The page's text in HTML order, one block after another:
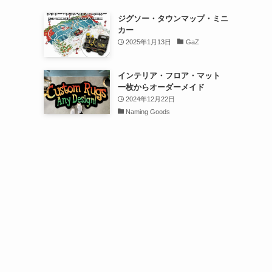
ジグソー・タウンマップ・ミニ
カー
2025年1月13日 GaZ
インテリア・フロア・マット
一枚からオーダーメイド
2024年12月22日
Naming Goods